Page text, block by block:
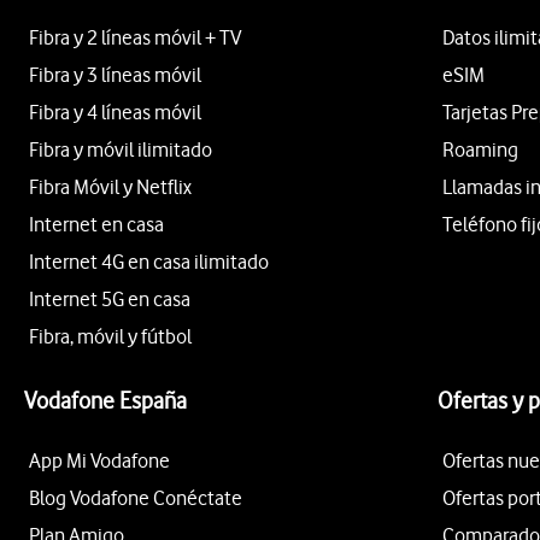
Fibra y 2 líneas móvil + TV
Fibra y 3 líneas móvil
Fibra y 4 líneas móvil
Fibra y móvil ilimitado
Fibra Móvil y Netflix
Internet en casa
Internet 4G en casa ilimitado
Internet 5G en casa
Fibra, móvil y fútbol
Datos
eSIM
Tarjetas
Roaming
Llamadas
Teléfono
Vodafone España
App Mi Vodafone
Blog Vodafone Conéctate
Plan Amigo
Ofertas y
Ofertas
Ofertas